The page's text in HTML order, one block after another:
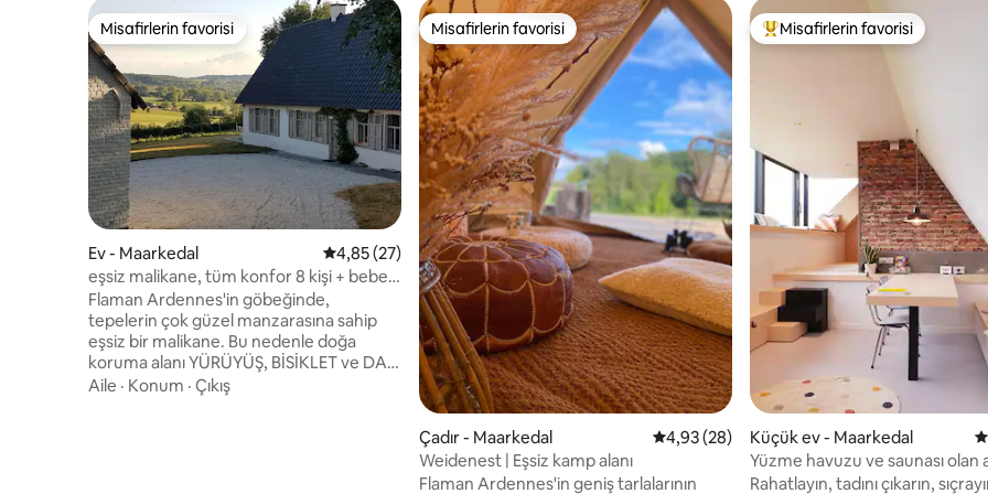
Misafirlerin favorisi
Misafirlerin favorisi
Ev - Maarkedal 5 üzerinden ortalama 4,85 puan, 27 değerlendirme
4,85 (27)
eşsiz malikane, tüm konfor 8 kişi + bebek
yatağı
Flaman Ardennes'in göbeğinde,
tepelerin çok güzel manzarasına sahip
eşsiz bir malikane. Bu nedenle doğa
koruma alanı YÜRÜYÜŞ, BİSİKLET ve DAĞ
BİSİKLETİ için idealdir. Güneşlenme
Aile · Konum · Çıkış
Misafirlerin favorisi
Misafirlerin favorisi
Çadır - Maarkedal 5 üzerinden ortalama 4,93 puan, 28
4,93 (28)
Weidenest | Eşsiz kamp alanı
Flaman Ardennes'in geniş tarlalarının
Misafirlerin favorilerinden en
Misafirlerin favorisi
Küçük ev - Maarkedal 5
Yüzme havuzu ve saunası olan
harika bir ev
Rahatlayın, tadını çıkarın,